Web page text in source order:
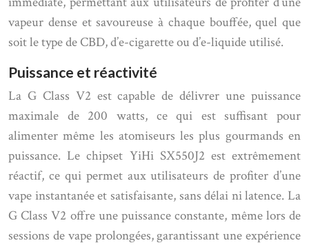
vapeur dense et savoureuse à chaque bouffée, quel que
soit le type de CBD, d’e-cigarette ou d’e-liquide utilisé.
Puissance et réactivité
La G Class V2 est capable de délivrer une puissance
maximale de 200 watts, ce qui est suffisant pour
alimenter même les atomiseurs les plus gourmands en
puissance. Le chipset YiHi SX550J2 est extrêmement
réactif, ce qui permet aux utilisateurs de profiter d’une
vape instantanée et satisfaisante, sans délai ni latence. La
G Class V2 offre une puissance constante, même lors de
sessions de vape prolongées, garantissant une expérience